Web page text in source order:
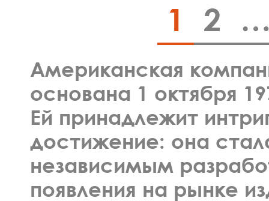
1 2
Американская
основана 1 октября
Ей принадлежит
достижение: она
независимым
появления на рынке